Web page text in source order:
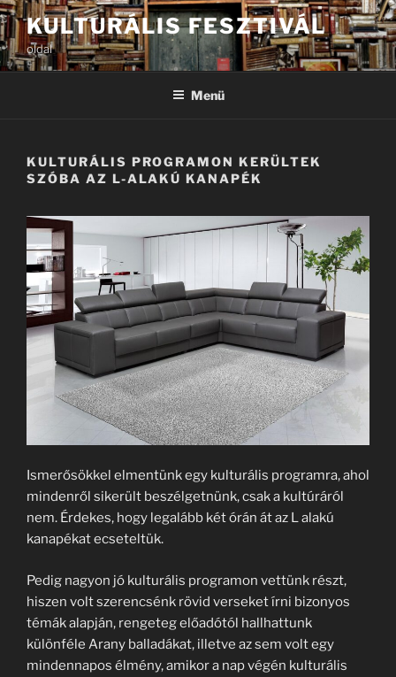
Tartalomhoz
KULTURÁLIS FESZTIVÁL
oldal
Menü
KULTURÁLIS PROGRAMON KERÜLTEK
SZÓBA AZ L-ALAKÚ KANAPÉK
Ismerősökkel elmentünk egy kulturális programra, ahol
mindenről sikerült beszélgetnünk, csak a kultúráról
nem. Érdekes, hogy legalább két órán át az L alakú
kanapékat ecseteltük.
Pedig nagyon jó kulturális programon vettünk részt,
hiszen volt szerencsénk rövid verseket írni bizonyos
témák alapján, rengeteg előadótól hallhattunk
különféle Arany balladákat, illetve az sem volt egy
mindennapos élmény, amikor a nap végén kulturális